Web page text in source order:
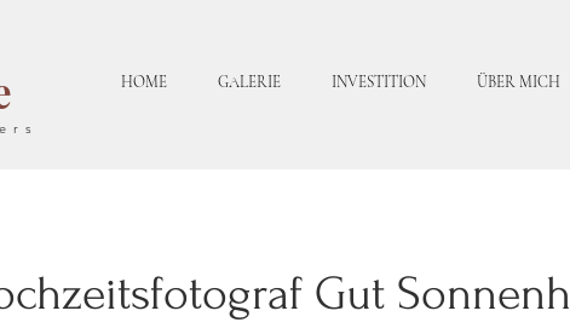
r s
HOME GALERIE INVESTITION ÜBER MICH
Gut Sonnenh